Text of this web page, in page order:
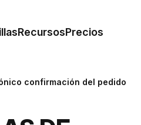
RecursosPrecios
confirmación del pedido